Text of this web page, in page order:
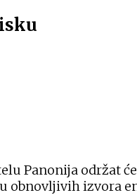
Panonija održat
obnovljivih izvora